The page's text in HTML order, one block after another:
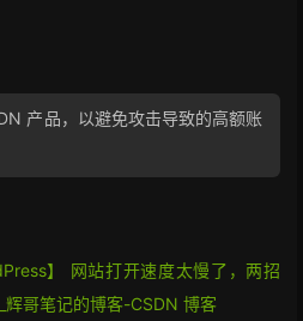
产品，以避免攻击导致的高额账
】 网站打开速度太慢了，两招
哥笔记的博客-CSDN 博客